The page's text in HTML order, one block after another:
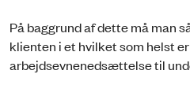
På baggrund af dette må man
klienten i et hvilket som helst
arbejdsevnenedsættelse til